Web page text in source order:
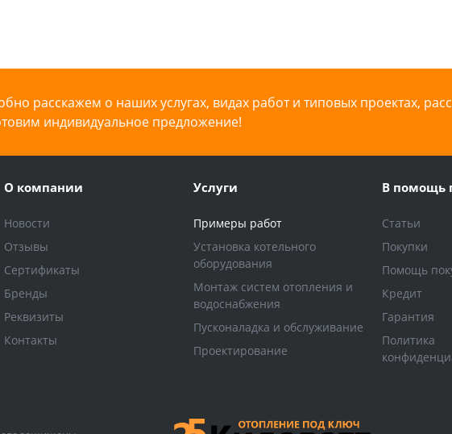
расскажем о наших услугах, видах работ и типовых проектах,
индивидуальное предложение!
О компании
Новости
Отзывы
Сертификаты
Бренды
Реквизиты
Контакты
Услуги
Примеры работ
Установка котельного
оборудования
Монтаж систем отопления и
водоснабжения
Пусконаладка и обслуживание
Проектирование
В помощь
Статьи
Покупки
Помощь
Кредит
Гарантия
Политика